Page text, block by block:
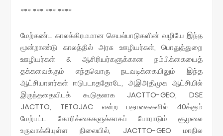
*** *** *** ****
மேற்கண்ட காலக்கிரமமான செயல்பாடுகளின் வழியே இந்த
மூன்றாண்டு காலத்தில் அரசு ஊழியர்கள், பொதுத்துறை
ஊழியர்கள் & ஆசிரியர்களுக்கான நம்பிக்கையைத்
தக்கவைக்கும் எந்தவொரு நடவடிக்கையிலும் இந்த
ஆட்சியாளர்கள் ஈடுபடாததோடே, அஇஅதிமுக ஆட்சியில்
இருந்ததைவிடக் கூடுதலாக JACTTO-GEO, DSE
JACTTO, TETOJAC என்ற பதாகைகளில் 40க்கும்
மேற்பட்ட கோரிக்கைகளுக்காகப் போராடும் சூழலை
உருவாக்கியுள்ள நிலையில், JACTTO-GEO மாநில